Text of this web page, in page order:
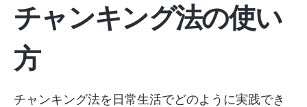
チャンキング法の使い
方
チャンキング法を日常生活でどのように実践でき